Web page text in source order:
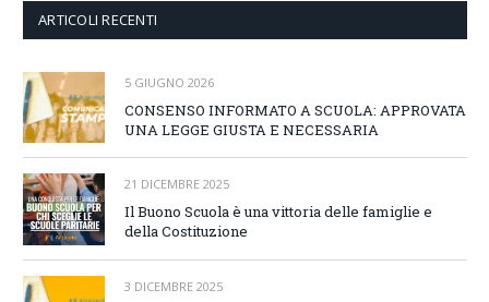
ARTICOLI RECENTI
5 GIUGNO 2026
CONSENSO INFORMATO A SCUOLA: APPROVATA
UNA LEGGE GIUSTA E NECESSARIA
21 DICEMBRE 2025
Il Buono Scuola è una vittoria delle famiglie e
della Costituzione
3 DICEMBRE 2025